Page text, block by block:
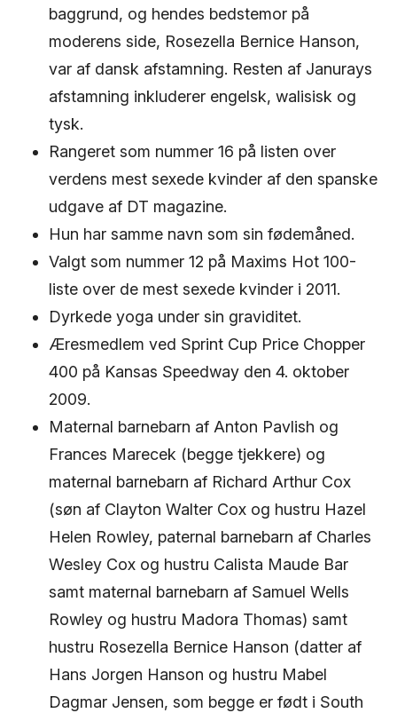
baggrund, og hendes bedstemor på
moderens side, Rosezella Bernice Hanson,
var af dansk afstamning. Resten af Janurays
afstamning inkluderer engelsk, walisisk og
tysk.
Rangeret som nummer 16 på listen over
verdens mest sexede kvinder af den spanske
udgave af DT magazine.
Hun har samme navn som sin fødemåned.
Valgt som nummer 12 på Maxims Hot 100-
liste over de mest sexede kvinder i 2011.
Dyrkede yoga under sin graviditet.
Æresmedlem ved Sprint Cup Price Chopper
400 på Kansas Speedway den 4. oktober
2009.
Maternal barnebarn af Anton Pavlish og
Frances Marecek (begge tjekkere) og
maternal barnebarn af Richard Arthur Cox
(søn af Clayton Walter Cox og hustru Hazel
Helen Rowley, paternal barnebarn af Charles
Wesley Cox og hustru Calista Maude Bar
samt maternal barnebarn af Samuel Wells
Rowley og hustru Madora Thomas) samt
hustru Rosezella Bernice Hanson (datter af
Hans Jorgen Hanson og hustru Mabel
Dagmar Jensen, som begge er født i South